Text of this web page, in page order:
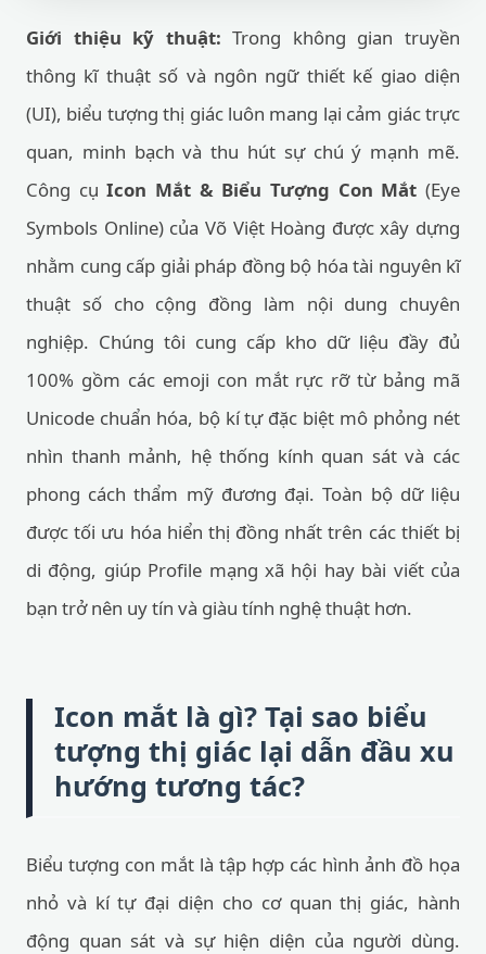
Giới thiệu kỹ thuật: Trong không gian truyền
thông kĩ thuật số và ngôn ngữ thiết kế giao diện
(UI), biểu tượng thị giác luôn mang lại cảm giác trực
quan, minh bạch và thu hút sự chú ý mạnh mẽ.
Công cụIcon Mắt & Biểu Tượng Con Mắt (Eye
Symbols Online) của Võ Việt Hoàng được xây dựng
nhằm cung cấp giải pháp đồng bộ hóa tài nguyên kĩ
thuật số cho cộng đồng làm nội dung chuyên
nghiệp. Chúng tôi cung cấp kho dữ liệu đầy đủ
100% gồm các emoji con mắt rực rỡ từ bảng mã
Unicode chuẩn hóa, bộ kí tự đặc biệt mô phỏng nét
nhìn thanh mảnh, hệ thống kính quan sát và các
phong cách thẩm mỹ đương đại. Toàn bộ dữ liệu
được tối ưu hóa hiển thị đồng nhất trên các thiết bị
di động, giúp Profile mạng xã hội hay bài viết của
bạn trở nên uy tín và giàu tính nghệ thuật hơn.
Icon mắt là gì? Tại sao biểu
tượng thị giác lại dẫn đầu xu
hướng tương tác?
Biểu tượng con mắt là tập hợp các hình ảnh đồ họa
nhỏ và kí tự đại diện cho cơ quan thị giác, hành
động quan sát và sự hiện diện của người dùng.